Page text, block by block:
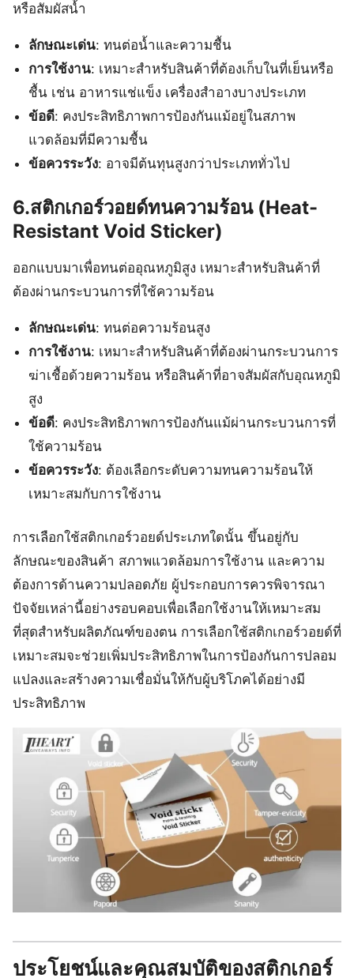
หรือสัมผัสน้ำ
ลักษณะเด่น: ทนต่อน้ำและความชื้น
การใช้งาน: เหมาะสำหรับสินค้าที่ต้องเก็บในที่เย็นหรือ
ชื้น เช่น อาหารแช่แข็ง เครื่องสำอางบางประเภท
ข้อดี: คงประสิทธิภาพการป้องกันแม้อยู่ในสภาพ
แวดล้อมที่มีความชื้น
ข้อควรระวัง: อาจมีต้นทุนสูงกว่าประเภททั่วไป
6.สติกเกอร์วอยด์ทนความร้อน (Heat-
Resistant Void Sticker)
ออกแบบมาเพื่อทนต่ออุณหภูมิสูง เหมาะสำหรับสินค้าที่
ต้องผ่านกระบวนการที่ใช้ความร้อน
ลักษณะเด่น: ทนต่อความร้อนสูง
การใช้งาน: เหมาะสำหรับสินค้าที่ต้องผ่านกระบวนการ
ฆ่าเชื้อด้วยความร้อน หรือสินค้าที่อาจสัมผัสกับอุณหภูมิ
สูง
ข้อดี: คงประสิทธิภาพการป้องกันแม้ผ่านกระบวนการที่
ใช้ความร้อน
ข้อควรระวัง: ต้องเลือกระดับความทนความร้อนให้
เหมาะสมกับการใช้งาน
การเลือกใช้สติกเกอร์วอยด์ประเภทใดนั้น ขึ้นอยู่กับ
ลักษณะของสินค้า สภาพแวดล้อมการใช้งาน และความ
ต้องการด้านความปลอดภัย ผู้ประกอบการควรพิจารณา
ปัจจัยเหล่านี้อย่างรอบคอบเพื่อเลือกใช้งานให้เหมาะสม
ที่สุดสำหรับผลิตภัณฑ์ของตน การเลือกใช้สติกเกอร์วอยด์ที่
เหมาะสมจะช่วยเพิ่มประสิทธิภาพในการป้องกันการปลอม
แปลงและสร้างความเชื่อมั่นให้กับผู้บริโภคได้อย่างมี
ประสิทธิภาพ
ประโยชน์และคุณสมบัติของสติกเกอร์